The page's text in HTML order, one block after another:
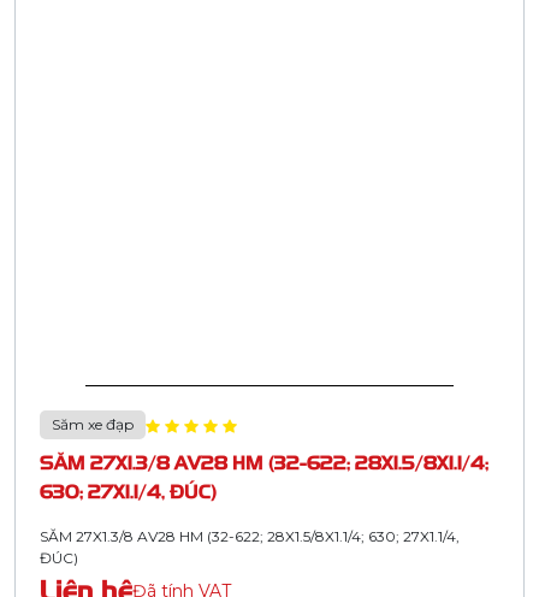
Săm xe đạp
SĂM 27X1.3/8 AV28 HM (32-622; 28X1.5/8X1.1/4;
630; 27X1.1/4, ĐÚC)
SĂM 27X1.3/8 AV28 HM (32-622; 28X1.5/8X1.1/4; 630; 27X1.1/4,
ĐÚC)
Đã tính VAT